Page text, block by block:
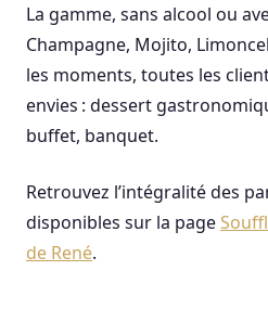
La gamme, sans alcool ou
Champagne, Mojito,
les moments, toutes les
envies : dessert
buffet, banquet.
Retrouvez l’intégralité des
disponibles sur la page
de René.